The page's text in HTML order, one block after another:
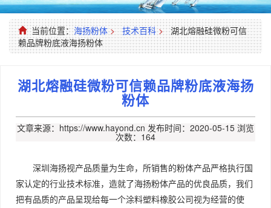
当前位置：海扬粉体 > 技术百科 > 湖北熔融硅微粉可信
赖品牌粉底液海扬粉体
湖北熔融硅微粉可信赖品牌粉底液海扬
粉体
文章来源：https://www.hayond.cn 发布时间：2020-05-15 浏览
次数：164
深圳海扬视产品质量为生命，所销售的粉体产品严格执行国
家认定的行业技术标准，造就了海扬粉体产品的优良品质，我们
把有品质的产品呈现给每一个涂料塑料橡胶公司视为经营的使